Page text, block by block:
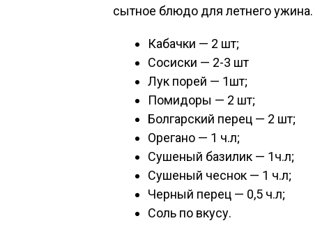
сытное блюдо для летнего ужина.
Кабачки — 2 шт;
Сосиски — 2-3 шт
Лук порей — 1шт;
Помидоры — 2 шт;
Болгарский перец — 2 шт;
Орегано — 1 ч.л;
Сушеный базилик — 1ч.л;
Сушеный чеснок — 1 ч.л;
Черный перец — 0,5 ч.л;
Соль по вкусу.